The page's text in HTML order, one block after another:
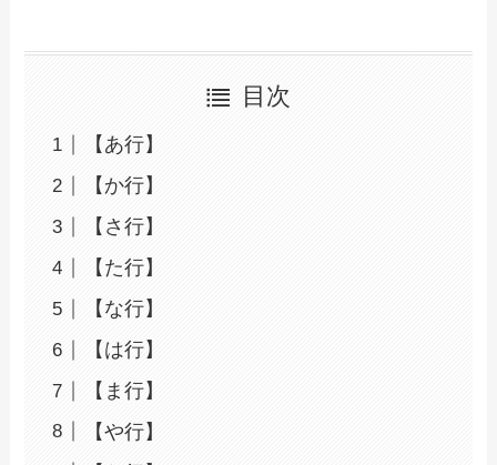
目次
【あ行】
【か行】
【さ行】
【た行】
【な行】
【は行】
【ま行】
【や行】